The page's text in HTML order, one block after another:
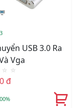
USB 3.0 Ra
Vga
☆ ☆
đ